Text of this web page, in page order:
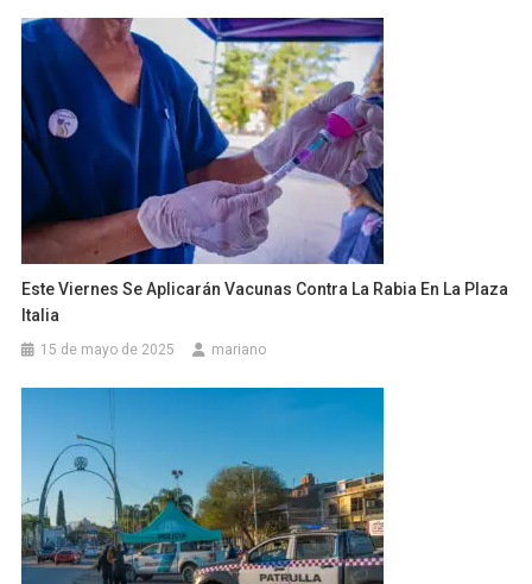
Este Viernes Se Aplicarán Vacunas Contra La Rabia En La Plaza
Italia
15 de mayo de 2025 mariano